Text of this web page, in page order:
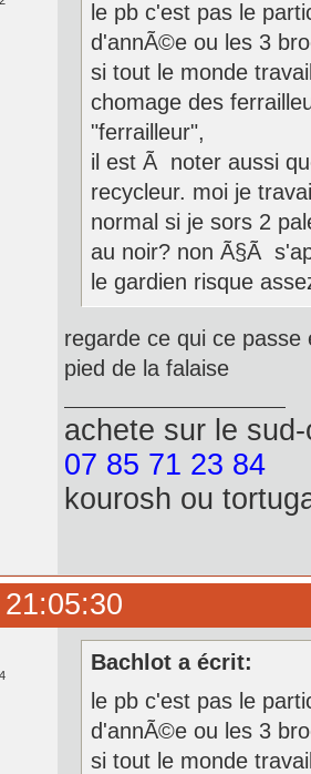
le pb c'est pas le
d'annÃ©e ou les 3
si tout le monde
chomage des
"ferrailleur",
il est Ã noter aussi
recycleur. moi je
normal si je sors 2
au noir? non Ã§Ã
le gardien risque
regarde ce qui ce
pied de la falaise
achete sur le
07 85 71 23 84
kourosh ou
Bachlot a écrit:
le pb c'est pas le
d'annÃ©e ou les 3
si tout le monde